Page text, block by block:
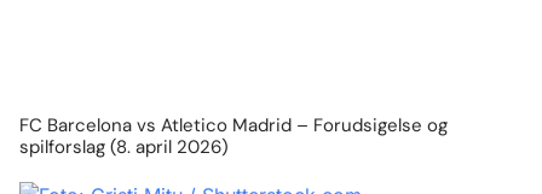
FC Barcelona vs Atletico Madrid – Forudsigelse og
spilforslag (8. april 2026)